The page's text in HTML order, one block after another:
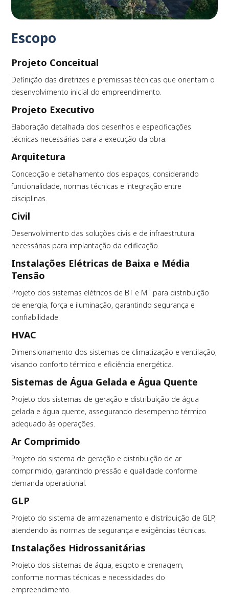
Escopo
Projeto Conceitual
Definição das diretrizes e premissas técnicas que orientam o
desenvolvimento inicial do empreendimento.
Projeto Executivo
Elaboração detalhada dos desenhos e especificações
técnicas necessárias para a execução da obra.
Arquitetura
Concepção e detalhamento dos espaços, considerando
funcionalidade, normas técnicas e integração entre
disciplinas.
Civil
Desenvolvimento das soluções civis e de infraestrutura
necessárias para implantação da edificação.
Instalações Elétricas de Baixa e Média
Tensão
Projeto dos sistemas elétricos de BT e MT para distribuição
de energia, força e iluminação, garantindo segurança e
confiabilidade.
HVAC
Dimensionamento dos sistemas de climatização e ventilação,
visando conforto térmico e eficiência energética.
Sistemas de Água Gelada e Água Quente
Projeto dos sistemas de geração e distribuição de água
gelada e água quente, assegurando desempenho térmico
adequado às operações.
Ar Comprimido
Projeto do sistema de geração e distribuição de ar
comprimido, garantindo pressão e qualidade conforme
demanda operacional.
GLP
Projeto do sistema de armazenamento e distribuição de GLP,
atendendo às normas de segurança e exigências técnicas.
Instalações Hidrossanitárias
Projeto dos sistemas de água, esgoto e drenagem,
conforme normas técnicas e necessidades do
empreendimento.